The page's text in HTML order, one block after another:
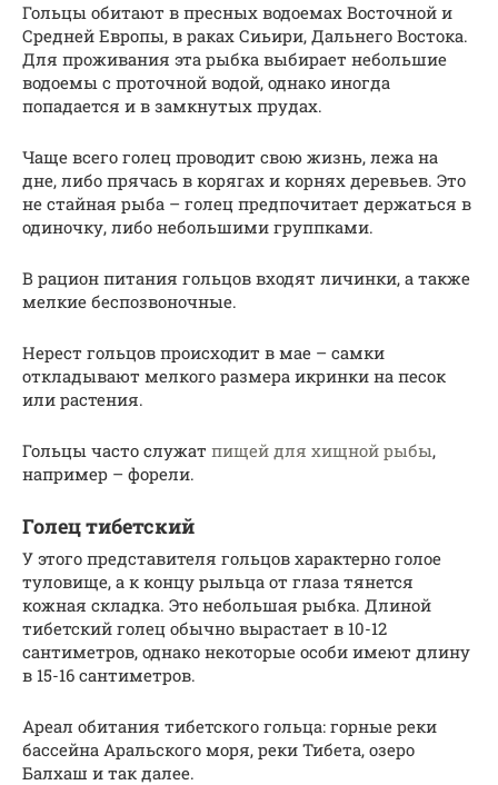
Гольцы обитают в пресных водоемах Восточной и
Средней Европы, в раках Сиьири, Дальнего Востока.
Для проживания эта рыбка выбирает небольшие
водоемы с проточной водой, однако иногда
попадается и в замкнутых прудах.
Чаще всего голец проводит свою жизнь, лежа на
дне, либо прячась в корягах и корнях деревьев. Это
не стайная рыба – голец предпочитает держаться в
одиночку, либо небольшими группками.
В рацион питания гольцов входят личинки, а также
мелкие беспозвоночные.
Нерест гольцов происходит в мае – самки
откладывают мелкого размера икринки на песок
или растения.
Гольцы часто служат пищей для хищной рыбы,
например – форели.
Голец тибетский
У этого представителя гольцов характерно голое
туловище, а к концу рыльца от глаза тянется
кожная складка. Это небольшая рыбка. Длиной
тибетский голец обычно вырастает в 10-12
сантиметров, однако некоторые особи имеют длину
в 15-16 сантиметров.
Ареал обитания тибетского гольца: горные реки
бассейна Аральского моря, реки Тибета, озеро
Балхаш и так далее.